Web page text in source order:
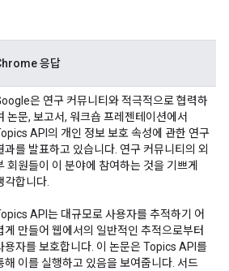
응답
은 연구 커뮤니티와 적극적으로 협력하
논문, 보고서, 워크숍 프레젠테이션에서
API의 개인 정보 보호 속성에 관한 연구
과를 발표하고 있습니다. 연구 커뮤니티의 외
회원들이 이 분야에 참여하는 것을 기쁘게
각합니다.
API는 대규모로 사용자를 추적하기 어
게 만들어 웹에서의 일반적인 추적으로부터
용자를 보호합니다. 이 논문은 Topics API를
해 이를 실행하고 있음을 보여줍니다. 서드